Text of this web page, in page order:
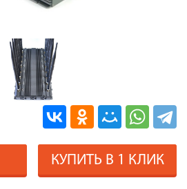
КУПИТЬ В 1 КЛИК